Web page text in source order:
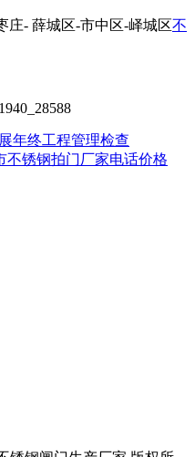
中区-峄城区不
年终工程管理检查
不锈钢拍门厂家电话价格